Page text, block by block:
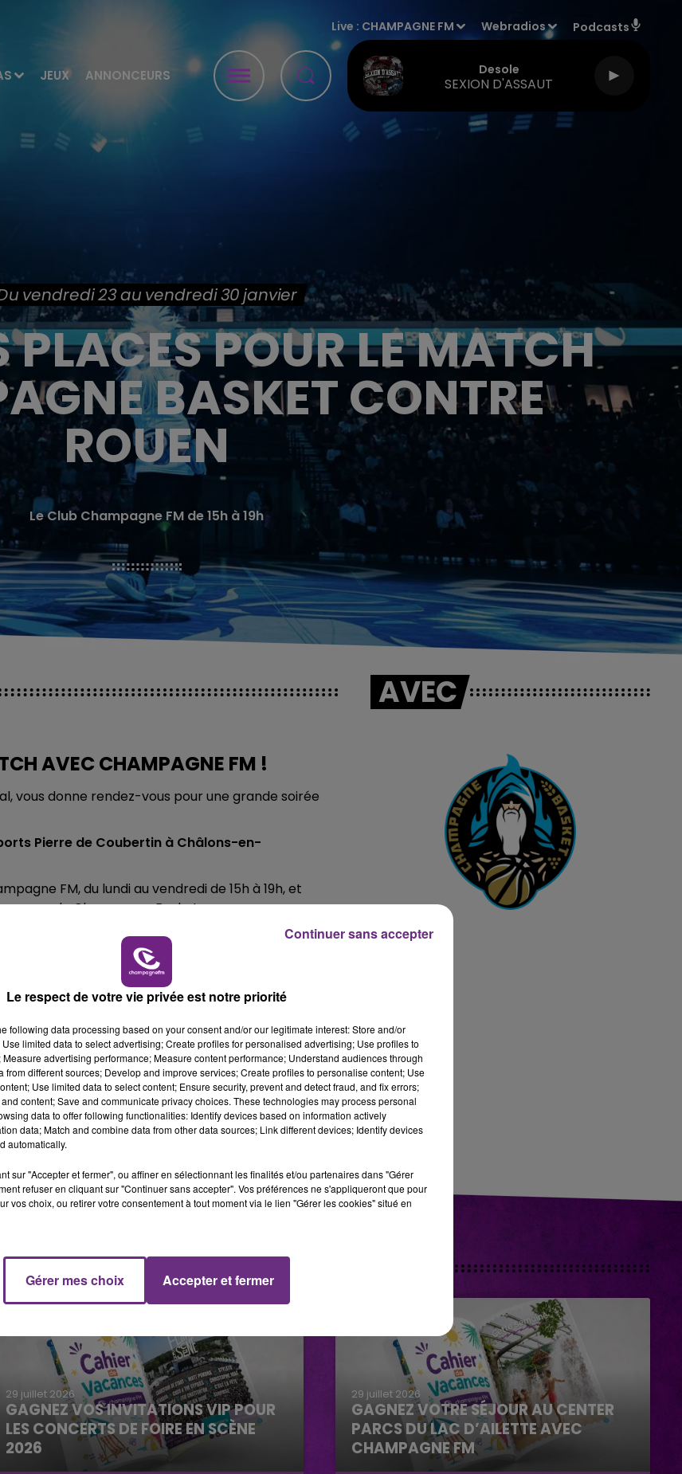
JEUX ANNONCEURS
Live : CHAMPAGNE FM Webradios Podcasts
Desole
SEXION D'ASSAUT
vendredi 23 au vendredi 30 janvier
POUR LE MATCH
BASKET CONTRE
ROUEN
Le Club Champagne FM de 15h à 19h
AVEC CHAMPAGNE FM !
vous donne rendez-vous pour une grande soirée
Pierre de Coubertin à Châlons-en-
FM, du lundi au vendredi de 15h à 19h, et
le Champagne Basket.
AVEC
29 juillet 2026
GAGNEZ VOS INVITATIONS VIP POUR
LES CONCERTS DE FOIRE EN SCÈNE
2026
29 juillet 2026
GAGNEZ VOTRE SÉJOUR AU CENTER
PARCS DU LAC D’AILETTE AVEC
CHAMPAGNE FM
Le respect de votre vie privée est notre priorité
following data processing based on your consent and/or our legitimate interest: Store and/or
limited data to select advertising; Create profiles for personalised advertising; Use profiles to
advertising performance; Measure content performance; Understand audiences through
from different sources; Develop and improve services; Create profiles to personalise content; Use
Use limited data to select content; Ensure security, prevent and detect fraud, and fix errors;
content; Save and communicate privacy choices. These technologies may process personal
data to offer following functionalities: Identify devices based on information actively
data; Match and combine data from other data sources; Link different devices; Identify devices
automatically.
sur "Accepter et fermer", ou affiner en sélectionnant les finalités et/ou partenaires dans "Gérer
refuser en cliquant sur "Continuer sans accepter". Vos préférences ne s'appliqueront que pour
vos choix, ou retirer votre consentement à tout moment via le lien "Gérer les cookies" situé en
Gérer mes choix Accepter et fermer
Continuer sans accepter